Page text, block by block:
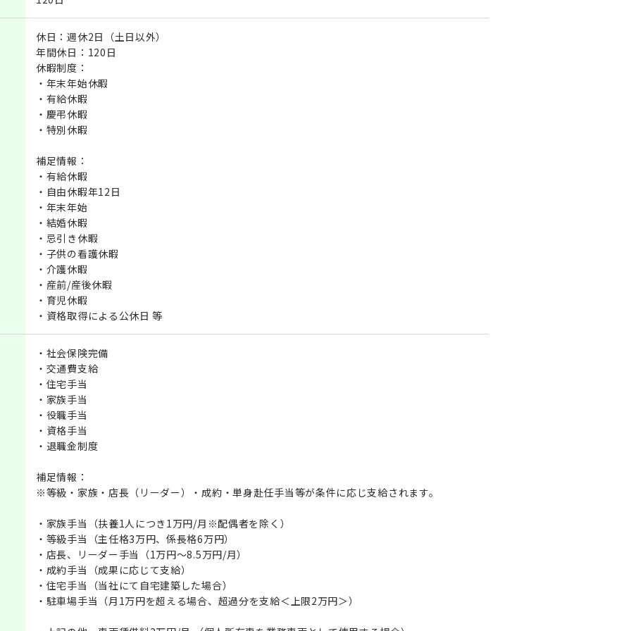
休日：週休2日（土日以外）
年間休日：120日
休暇制度：
・年末年始休暇
・有給休暇
・慶弔休暇
・特別休暇
補足情報：
・有給休暇
・自由休暇年12日
・年末年始
・結婚休暇
・忌引き休暇
・子供の看護休暇
・介護休暇
・産前/産後休暇
・育児休暇
・資格取得による公休日 等
・社会保険完備
・交通費支給
・住宅手当
・家族手当
・役職手当
・資格手当
・退職金制度
補足情報：
※等級・家族・店長（リーダー）・成約・単身赴任手当等が条件に応じ支給されます。
・家族手当（扶養1人につき1万円/月※配偶者を除く）
・等級手当（主任格3万円、係長格6万円）
・店長、リーダー手当（1万円～8.5万円/月）
・成約手当（成果に応じて支給）
・住宅手当（当社にて自宅建築した場合）
・駐車場手当（月1万円を超える場合、超過分を支給＜上限2万円＞）